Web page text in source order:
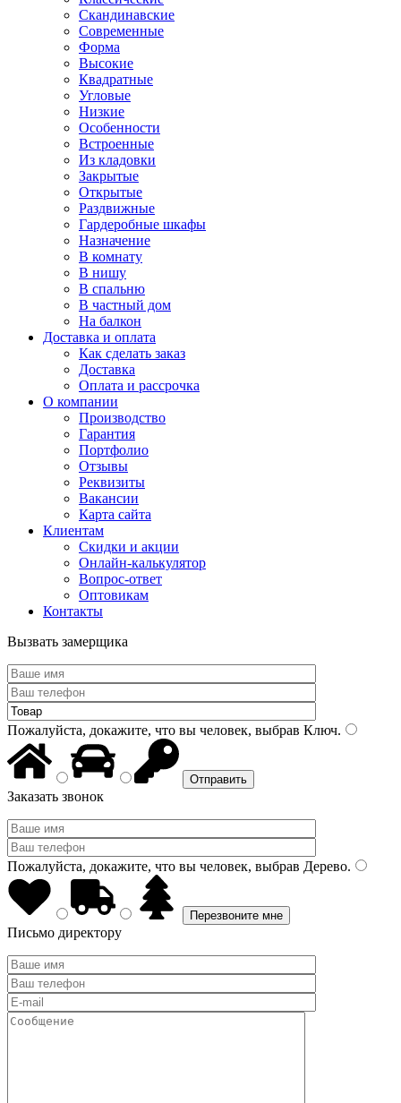
Скандинавские
Современные
Форма
Высокие
Квадратные
Угловые
Низкие
Особенности
Встроенные
Из кладовки
Закрытые
Открытые
Раздвижные
Гардеробные шкафы
Назначение
В комнату
В нишу
В спальню
В частный дом
На балкон
Доставка и оплата
Как сделать заказ
Доставка
Оплата и рассрочка
О компании
Производство
Гарантия
Портфолио
Отзывы
Реквизиты
Вакансии
Карта сайта
Клиентам
Скидки и акции
Онлайн-калькулятор
Вопрос-ответ
Оптовикам
Контакты
Вызвать замерщика
Пожалуйста, докажите, что вы человек, выбрав Ключ.
Заказать звонок
Пожалуйста, докажите, что вы человек, выбрав Дерево.
Письмо директору